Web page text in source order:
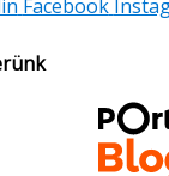
Facebook